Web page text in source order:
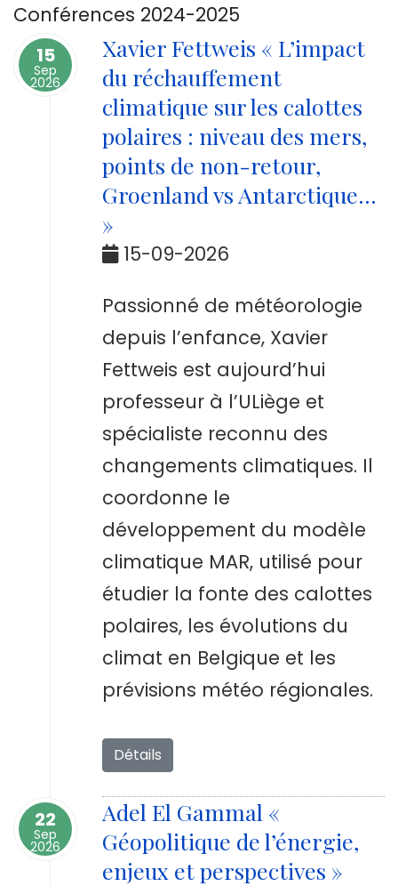
Conférences 2024-2025
15
Sep
2026
Xavier Fettweis « L’impact
du réchauffement
climatique sur les calottes
polaires : niveau des mers,
points de non-retour,
Groenland vs Antarctique...
»
15-09-2026
Passionné de météorologie
depuis l’enfance, Xavier
Fettweis est aujourd’hui
professeur à l’ULiège et
spécialiste reconnu des
changements climatiques. Il
coordonne le
développement du modèle
climatique MAR, utilisé pour
étudier la fonte des calottes
polaires, les évolutions du
climat en Belgique et les
prévisions météo régionales.
Détails
22
Sep
2026
Adel El Gammal «
Géopolitique de l’énergie,
enjeux et perspectives »